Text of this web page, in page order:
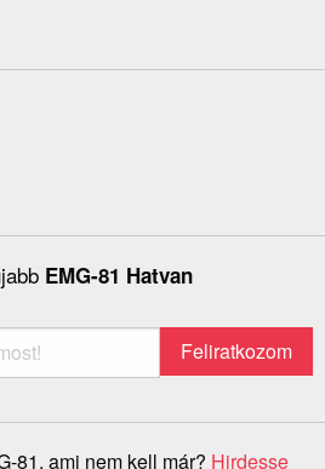
EMG-81 Hatvan
81, ami nem kell már? Hirdesse